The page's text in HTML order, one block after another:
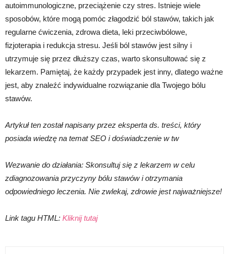
autoimmunologiczne, przeciążenie czy stres. Istnieje wiele
sposobów, które mogą pomóc złagodzić ból stawów, takich jak
regularne ćwiczenia, zdrowa dieta, leki przeciwbólowe,
fizjoterapia i redukcja stresu. Jeśli ból stawów jest silny i
utrzymuje się przez dłuższy czas, warto skonsultować się z
lekarzem. Pamiętaj, że każdy przypadek jest inny, dlatego ważne
jest, aby znaleźć indywidualne rozwiązanie dla Twojego bólu
stawów.
Artykuł ten został napisany przez eksperta ds. treści, który
posiada wiedzę na temat SEO i doświadczenie w tw
Wezwanie do działania: Skonsultuj się z lekarzem w celu
zdiagnozowania przyczyny bólu stawów i otrzymania
odpowiedniego leczenia. Nie zwlekaj, zdrowie jest najważniejsze!
Link tagu HTML: Kliknij tutaj